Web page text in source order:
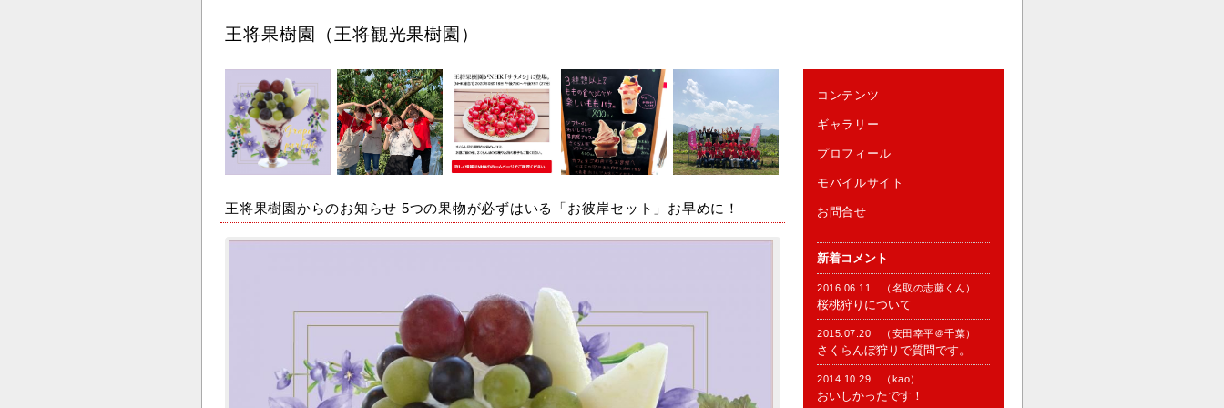
王将果樹園（王将観光果樹園）
王将果樹園からのお知らせ 5つの果物が必ずはいる「お彼岸セット」お早めに！
コンテンツ
ギャラリー
プロフィール
モバイルサイト
お問合せ
新着コメント
2016.06.11 （名取の志藤くん）
桜桃狩りについて
2015.07.20 （安田幸平＠千葉）
さくらんぼ狩りで質問です。
2014.10.29 （kao）
おいしかったです！